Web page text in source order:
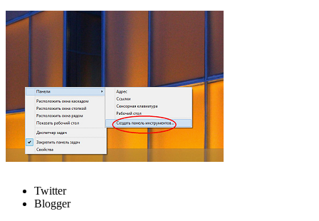
Twitter
Blogger